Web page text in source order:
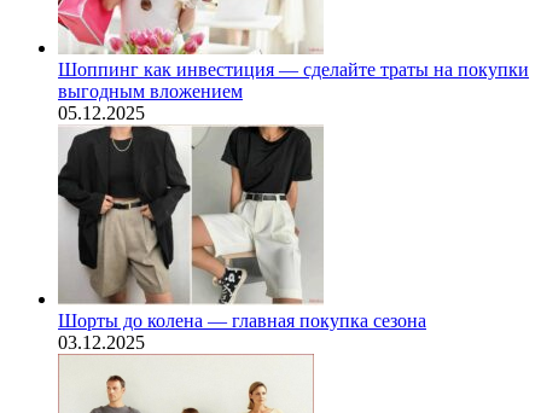
Шоппинг как инвестиция — сделайте траты на покупки
выгодным вложением
05.12.2025
Шорты до колена — главная покупка сезона
03.12.2025